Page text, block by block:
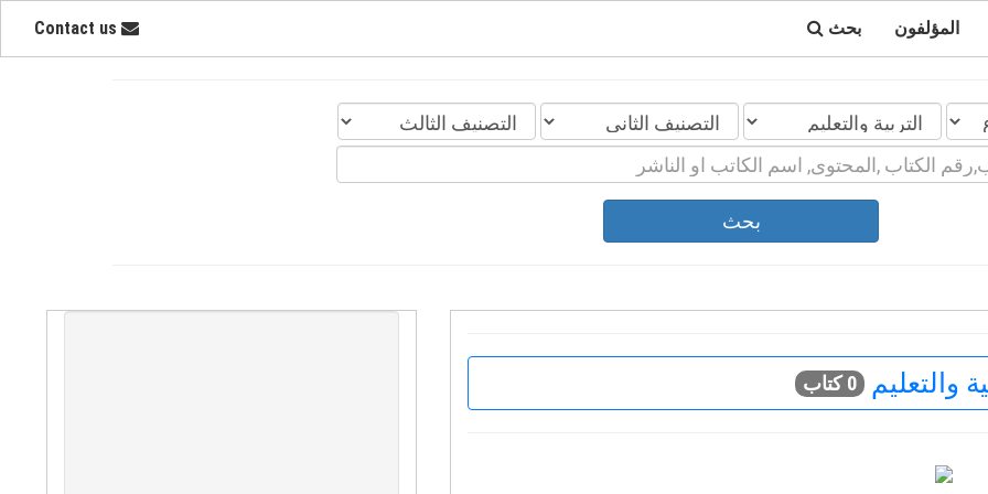
المؤلفون بحث
بحث
والتعليم 0 كتاب